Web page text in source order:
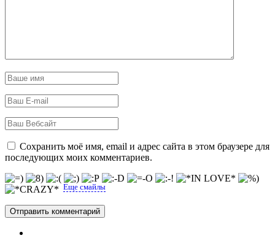
Сохранить моё имя, email и адрес сайта в этом браузере для
последующих моих комментариев.
Еще смайлы